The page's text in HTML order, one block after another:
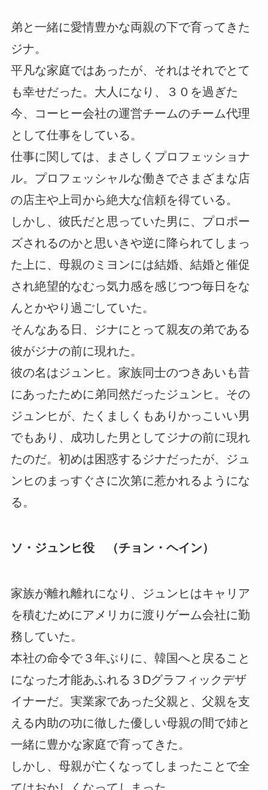
弟と一緒に愛情豊かな両親の下で育ってきた
ジナ。
平凡な家庭ではあったが、それはそれでとて
も幸せだった。大人になり、３０を過ぎた
今、コーヒー会社の運営チームのチーム代理
として仕事をしている。
仕事に関しては、まさしくプロフェッショナ
ル。プロフェッシャルな働きでさまざまな店
の店主や上司から絶大な信頼を得ている。
しかし、彼氏だと思っていた男に、プロポー
ズされるのかと思いきや逆に降られてしまっ
た上に、母親のミヨンには結婚、結婚と催促
され絶望的なむっ気力感を感じつつ毎日をな
んとかやり過ごしていた。
そんなある日、ジナにとって親友の弟である
彼がジナの前に現れた。
彼の名はジュンヒ。家族同士のつきあいも昔
にあったために弟同然だったジュンヒ。その
ジュンヒが、たくましくもありかっこいい男
でもあり、成功した男としてジナの前に現れ
たのだ。初めは困惑するジナだったが、ジュ
ンヒのまっすぐさに次第に惹かれるようにな
る。
ソ・ジュンヒ役 （チョン・ヘイン）
家族が離れ離れになり、ジュンヒはキャリア
を積むためにアメリカに渡りゲーム会社に勤
務していた。
本社の命令で３年ぶりに、韓国へと戻ること
になった才能あふれる３Dグラフィックデザ
イナーだ。実業家であった父親と、父親を支
える内助の功に徹した優しい母親の間で姉と
一緒に豊かな家庭で育ってきた。
しかし、母親が亡くなってしまったことで全